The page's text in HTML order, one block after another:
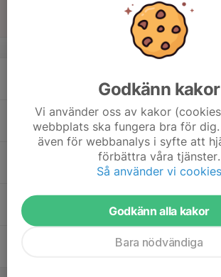
v.34
18:30
20:00
Ungdomsträning
Kviberg - plan 2
Tor
Ungdomsträning
Godkänn kakor
Vi använder oss av kakor
webbplats ska fungera bra för
även för webbanalys i syfte att
förbättra våra tjänster.
Så använder vi cookies
Godkänn alla kakor
Bara nödvändiga